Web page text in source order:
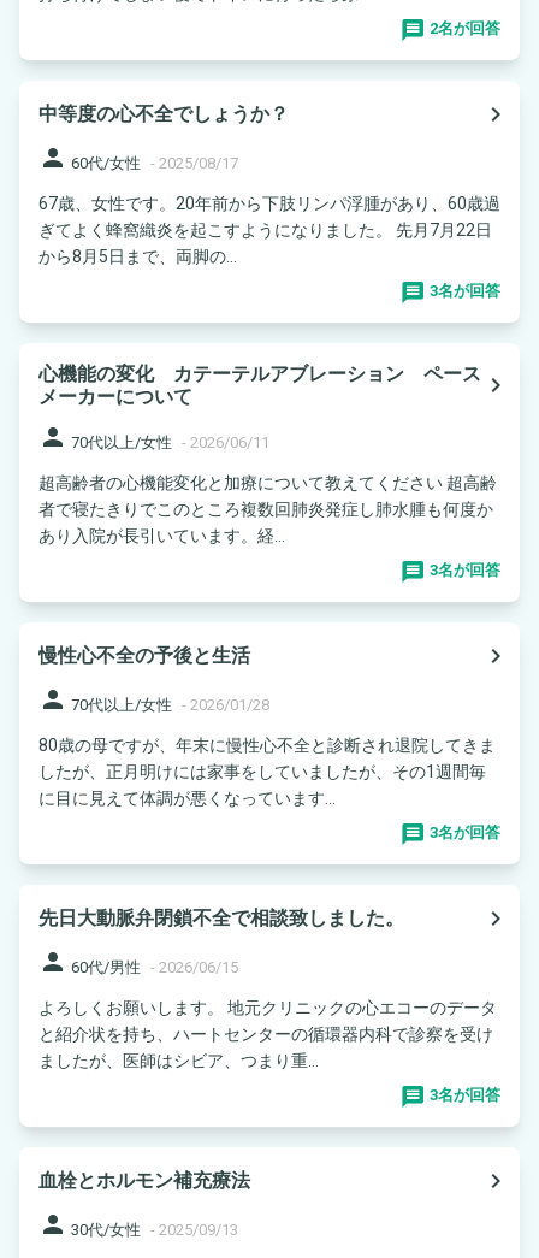
2名が回答
中等度の心不全でしょうか？
navigate_next
person 60代/女性 - 2025/08/17
67歳、女性です。20年前から下肢リンパ浮腫があり、60歳過
ぎてよく蜂窩織炎を起こすようになりました。 先月7月22日
から8月5日まで、両脚の...
3名が回答
心機能の変化 カテーテルアブレーション ペース
メーカーについて
navigate_next
person 70代以上/女性 - 2026/06/11
超高齢者の心機能変化と加療について教えてください 超高齢
者で寝たきりでこのところ複数回肺炎発症し肺水腫も何度か
あり入院が長引いています。経...
3名が回答
慢性心不全の予後と生活
navigate_next
person 70代以上/女性 - 2026/01/28
80歳の母ですが、年末に慢性心不全と診断され退院してきま
したが、正月明けには家事をしていましたが、その1週間毎
に目に見えて体調が悪くなっています...
3名が回答
先日大動脈弁閉鎖不全で相談致しました。
navigate_next
person 60代/男性 - 2026/06/15
よろしくお願いします。 地元クリニックの心エコーのデータ
と紹介状を持ち、ハートセンターの循環器内科で診察を受け
ましたが、医師はシビア、つまり重...
3名が回答
血栓とホルモン補充療法
navigate_next
person 30代/女性 - 2025/09/13